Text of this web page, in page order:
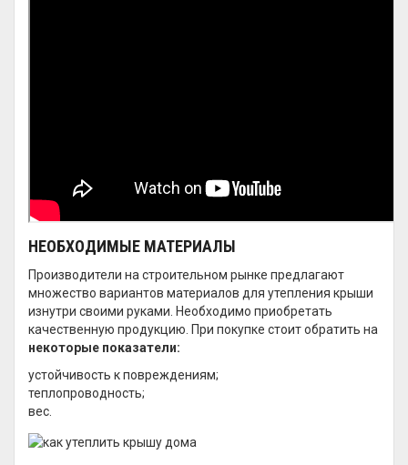
НЕОБХОДИМЫЕ МАТЕРИАЛЫ
Производители на строительном рынке предлагают
множество вариантов материалов для утепления крыши
изнутри своими руками. Необходимо приобретать
качественную продукцию. При покупке стоит обратить на
некоторые показатели:
устойчивость к повреждениям;
теплопроводность;
вес.